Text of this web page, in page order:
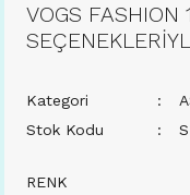
VOGS
Kategori
Stok Kodu
RENK